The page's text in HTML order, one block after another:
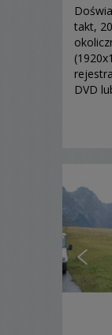
takt,
DVD